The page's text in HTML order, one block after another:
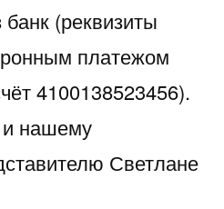
(реквизиты
платежом
4100138523456).
и нашему
Светлане